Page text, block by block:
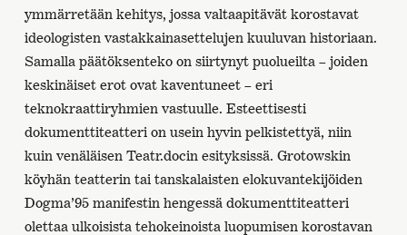
ymmärretään kehitys, jossa valtaapitävät korostavat
ideologisten vastakkainasettelujen kuuluvan historiaan.
Samalla päätöksenteko on siirtynyt puolueilta – joiden
keskinäiset erot ovat kaventuneet – eri
teknokraattiryhmien vastuulle. Esteettisesti
dokumenttiteatteri on usein hyvin pelkistettyä, niin
kuin venäläisen Teatr.docin esityksissä. Grotowskin
köyhän teatterin tai tanskalaisten elokuvantekijöiden
Dogma’95 manifestin hengessä dokumenttiteatteri
olettaa ulkoisista tehokeinoista luopumisen korostavan